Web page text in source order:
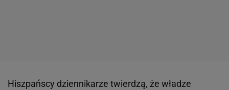
Hiszpańscy dziennikarze twierdzą, że władze